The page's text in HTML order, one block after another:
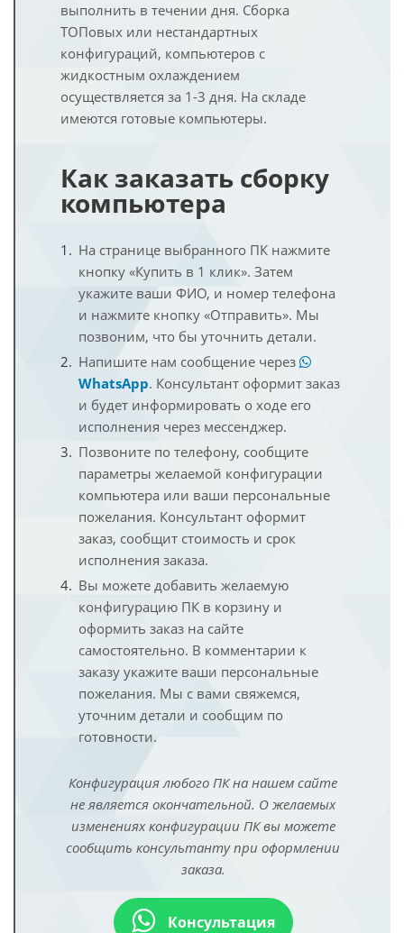
выполнить в течении дня. Сборка
ТОПовых или нестандартных
конфигураций, компьютеров с
жидкостным охлаждением
осуществляется за 1-3 дня. На складе
имеются готовые компьютеры.
Как заказать сборку
компьютера
На странице выбранного ПК нажмите
кнопку «Купить в 1 клик». Затем
укажите ваши ФИО, и номер телефона
и нажмите кнопку «Отправить». Мы
позвоним, что бы уточнить детали.
Напишите нам сообщение через
WhatsApp. Консультант оформит заказ
и будет информировать о ходе его
исполнения через мессенджер.
Позвоните по телефону, сообщите
параметры желаемой конфигурации
компьютера или ваши персональные
пожелания. Консультант оформит
заказ, сообщит стоимость и срок
исполнения заказа.
Вы можете добавить желаемую
конфигурацию ПК в корзину и
оформить заказ на сайте
самостоятельно. В комментарии к
заказу укажите ваши персональные
пожелания. Мы с вами свяжемся,
уточним детали и сообщим по
готовности.
Конфигурация любого ПК на нашем сайте
не является окончательной. О желаемых
изменениях конфигурации ПК вы можете
сообщить консультанту при оформлении
заказа.
Консультация